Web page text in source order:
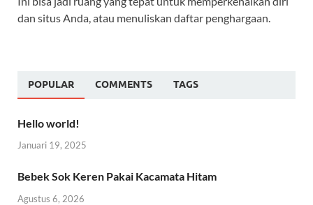
dan situs Anda, atau menuliskan daftar penghargaan.
POPULAR COMMENTS TAGS
Hello world!
Januari 19, 2025
Bebek Sok Keren Pakai Kacamata Hitam
Agustus 6, 2026